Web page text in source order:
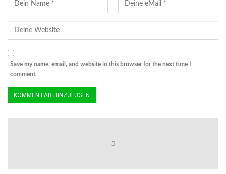
Save my name, email, and website in this browser for the next time I
comment.